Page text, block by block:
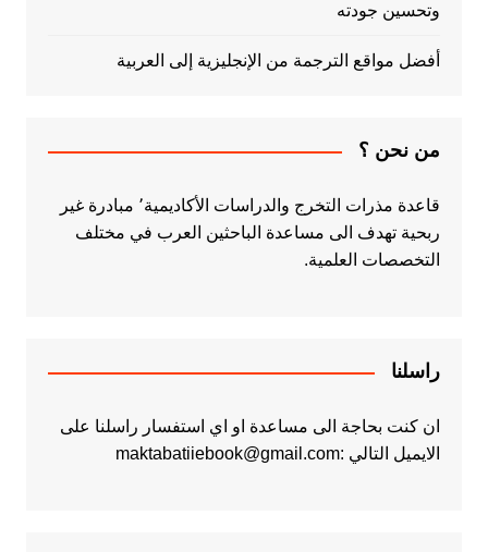
وتحسين جودته
أفضل مواقع الترجمة من الإنجليزية إلى العربية
من نحن ؟
قاعدة مذرات التخرج والدراسات الأكاديمية٬ مبادرة غير
ربحية تهدف الى مساعدة الباحثين العرب في مختلف
التخصصات العلمية.
راسلنا
ان كنت بحاجة الى مساعدة او اي استفسار راسلنا على
الايميل التالي :maktabatiiebook@gmail.com